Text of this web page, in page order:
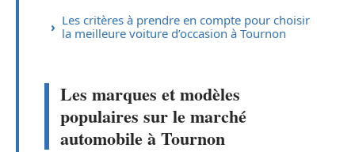
Les critères à prendre en compte pour choisir
la meilleure voiture d’occasion à Tournon
Les marques et modèles
populaires sur le marché
automobile à Tournon